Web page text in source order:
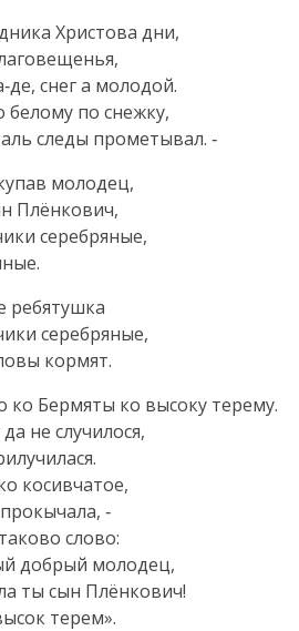
Христова дни,
снег а молодой.
белому по снежку,
следы прометывал. ‑
молодец,
Плёнкович,
серебряные,
ребятушка
серебряные,
кормят.
ко Бермяты ко высоку терему.
не случилося,
косивчатое,
‑
слово:
добрый молодец,
ты сын Плёнкович!
терем».